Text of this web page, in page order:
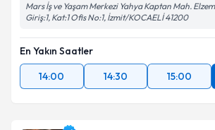
Mars İş ve Yaşam Merkezi Yahya Kaptan Mah.
Giriş:1, Kat:1 Ofis No:1, İzmit/KOCAELİ 41200
En Yakın Saatler
14:00
14:30 15:00